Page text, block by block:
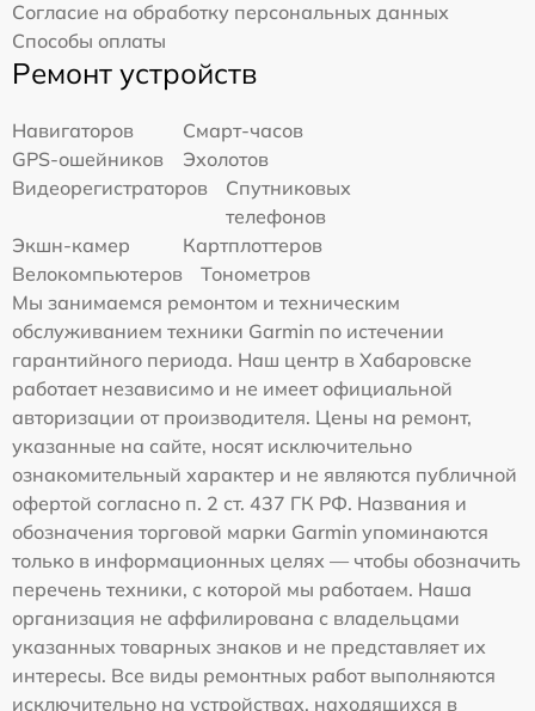
Согласие на обработку персональных данных
Способы оплаты
Ремонт устройств
Навигаторов
Смарт-часов
GPS-ошейников
Эхолотов
Видеорегистраторов
Спутниковых
телефонов
Экшн-камер
Картплоттеров
Велокомпьютеров
Тонометров
Мы занимаемся ремонтом и техническим
обслуживанием техники Garmin по истечении
гарантийного периода. Наш центр в Хабаровске
работает независимо и не имеет официальной
авторизации от производителя. Цены на ремонт,
указанные на сайте, носят исключительно
ознакомительный характер и не являются публичной
офертой согласно п. 2 ст. 437 ГК РФ. Названия и
обозначения торговой марки Garmin упоминаются
только в информационных целях — чтобы обозначить
перечень техники, с которой мы работаем. Наша
организация не аффилирована с владельцами
указанных товарных знаков и не представляет их
интересы. Все виды ремонтных работ выполняются
исключительно на устройствах, находящихся в